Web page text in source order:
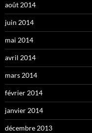
août 2014
juin 2014
mai 2014
avril 2014
mars 2014
février 2014
janvier 2014
décembre 2013